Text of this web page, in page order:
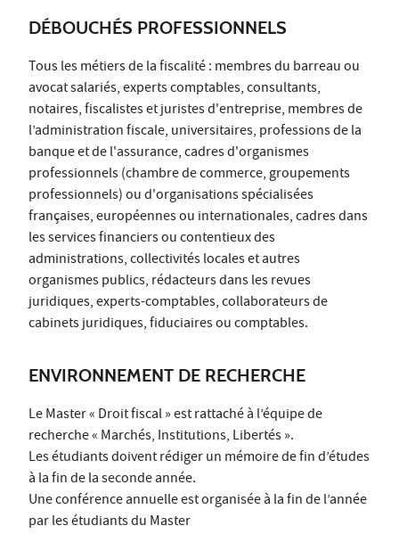
DÉBOUCHÉS PROFESSIONNELS
Tous les métiers de la fiscalité : membres du barreau ou
avocat salariés, experts comptables, consultants,
notaires, fiscalistes et juristes d'entreprise, membres de
l’administration fiscale, universitaires, professions de la
banque et de l'assurance, cadres d'organismes
professionnels (chambre de commerce, groupements
professionnels) ou d'organisations spécialisées
françaises, européennes ou internationales, cadres dans
les services financiers ou contentieux des
administrations, collectivités locales et autres
organismes publics, rédacteurs dans les revues
juridiques, experts-comptables, collaborateurs de
cabinets juridiques, fiduciaires ou comptables.
ENVIRONNEMENT DE RECHERCHE
Le Master « Droit fiscal » est rattaché à l’équipe de
recherche « Marchés, Institutions, Libertés ».
Les étudiants doivent rédiger un mémoire de fin d’études
à la fin de la seconde année.
Une conférence annuelle est organisée à la fin de l’année
par les étudiants du Master